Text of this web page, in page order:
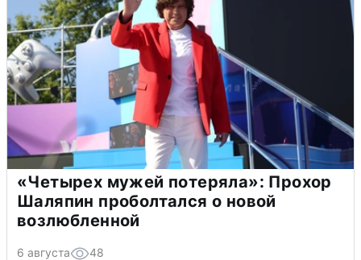
«Четырех мужей потеряла»: Прохор
Шаляпин проболтался о новой
возлюбленной
6 августа 48